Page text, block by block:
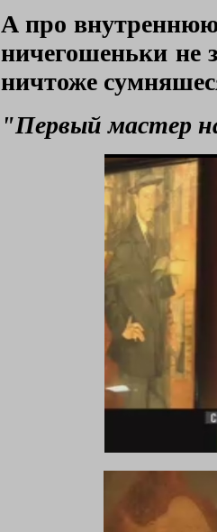
А про
ничегошеньки не
ничтоже
"Первый мастер